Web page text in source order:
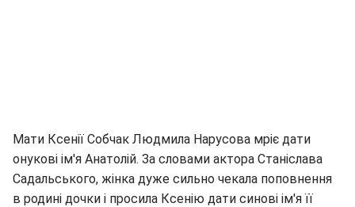
Мати Ксенії Собчак Людмила Нарусова мріє дати
онукові ім'я Анатолій. За словами актора Станіслава
Садальського, жінка дуже сильно чекала поповнення
в родині дочки і просила Ксенію дати синові ім'я її